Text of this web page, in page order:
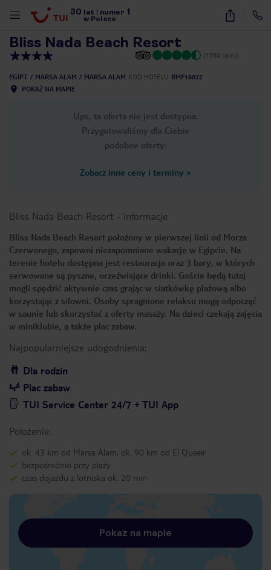
30 lat numer 1
w Polsce
64
Bliss Nada Beach Resort
(1330 opinii)
EGIPT MARSA ALAM MARSA ALAM KOD HOTELU RMF18022
POKAŻ NA MAPIE
Ups, ta oferta nie jest dostępna.
Przygotowaliśmy dla Ciebie
podobne oferty:
Zobacz inne ceny i terminy »
Bliss Nada Beach Resort - informacje
Bliss Nada Beach Resort położony w pierwszej linii od Morza
Czerwonego, zapewni niezapomniane wakacje w Egipcie. Na
terenie hotelu dostępna jest restauracja oraz 3 bary, w których
serwowane są pyszne, orzeźwiające drinki. Goście będą tutaj
mogli spędzić aktywnie czas grając w siatkówkę plażową albo
korzystając z siłowni. Osoby spragnione relaksu mogą odpocząć
w saunie lub skorzystać z oferty masaży. Na dzieci czekają zajęcia
w miniklubie, a także plac zabaw.
Najpopularniejsze udogodnienia:
Dla rodzin
Plac zabaw
TUI Service Center 24/7 + TUI App
Położenie:
ok. 43 km od Marsa Alam, ok. 90 km od El Quseir
bezpośrednio przy plaży
czas dojazdu z lotniska ok. 20 min
Pokaż na mapie